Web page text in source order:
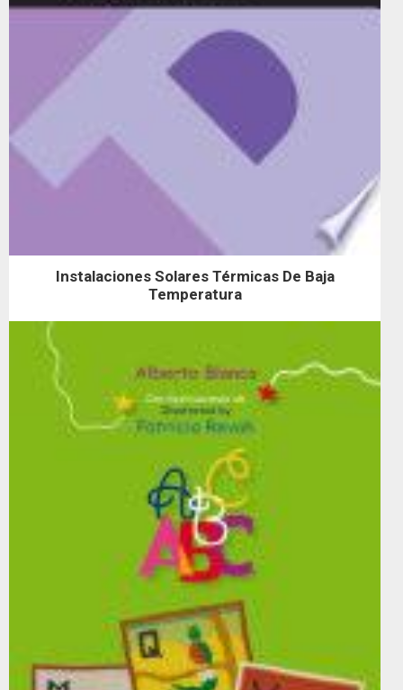
Instalaciones Solares Térmicas De Baja
Temperatura